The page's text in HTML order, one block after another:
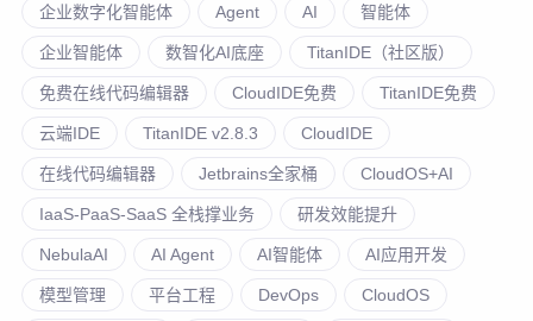
企业数字化智能体 Agent AI 智能体
企业智能体 数智化AI底座 TitanIDE（社区版）
免费在线代码编辑器 CloudIDE免费 TitanIDE免费
云端IDE TitanIDE v2.8.3 CloudIDE
在线代码编辑器 Jetbrains全家桶 CloudOS+AI
IaaS-PaaS-SaaS 全栈撑业务 研发效能提升
NebulaAI AI Agent AI智能体 AI应用开发
模型管理 平台工程 DevOps CloudOS